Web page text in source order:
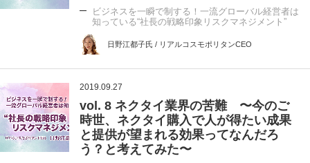
ビジネスを一瞬で制する！一流グローバル経営者は
知っている“社長の戦略印象リスクマネジメント”
日野江都子氏 / リアルコスモポリタンCEO
2019.09.27
vol. 8 ネクタイ業界の苦難 〜今のご
時世、ネクタイ購入で人が得たい成果
と提供が望まれる効果ってなんだろ
う？と考えてみた〜